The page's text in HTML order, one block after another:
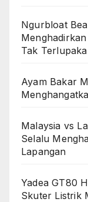
Ngurbloat
Tak
Ayam Bakar
Malaysia vs
Selalu
Lapangan
Yadea GT80
Skuter Listrik